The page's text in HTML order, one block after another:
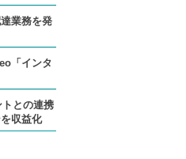
業務を発
「インタ
との連携
収益化